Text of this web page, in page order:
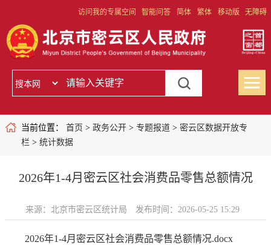
访问我的专属空间 智能问答 简体 繁体 移动版 无障碍
当前位置： 首页 > 政务公开> 专题报道> 密云区数据开放专
栏 > 统计数据
2026年1-4月密云区社会消费品零售总额情况
来源：北京市密云区统计局 发布时间：2026-05-25 15:29
2026年1-4月密云区社会消费品零售总额情况.docx